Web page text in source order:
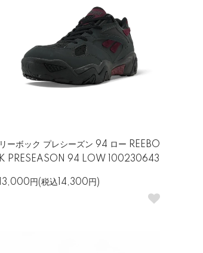
リーボック プレシーズン 94 ロー REEBO
K PRESEASON 94 LOW 100230643
13,000円(税込14,300円)